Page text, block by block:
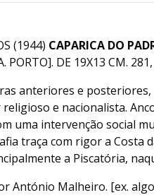
(1944) CAPARICA DO
PORTO]. DE 19X13 CM.
anteriores e
e nacionalista.
uma intervenção social
traça com rigor a Costa
a Piscatória,
António Malheiro. [ex.